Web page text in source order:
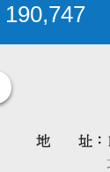
190,747
地 址